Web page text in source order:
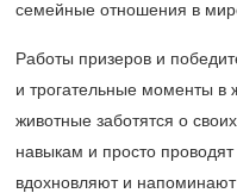
семейные отношения в
Работы призеров и
и трогательные моменты
животные заботятся о
навыкам и просто
вдохновляют и